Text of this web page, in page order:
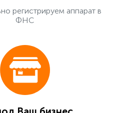
регистрируем аппарат в
ФНС